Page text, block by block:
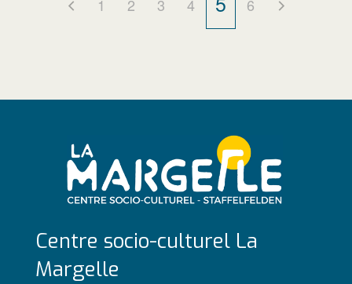
1 2 3 4 6
Centre socio-culturel La
Margelle